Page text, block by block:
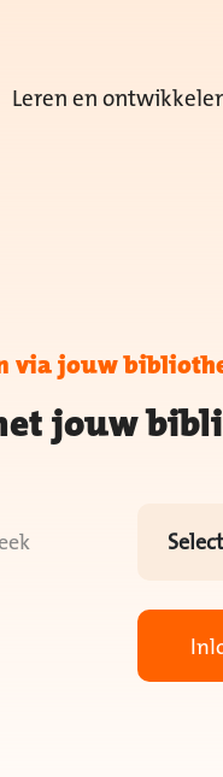
Leren en
via jouw
jouw